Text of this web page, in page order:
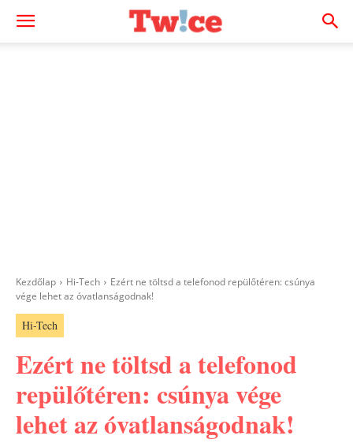
Kezdőlap Hi-Tech
Ezért ne töltsd a telefonod repülőtéren: csúnya
vége lehet az óvatlanságodnak!
Hi-Tech
Ezért ne töltsd a telefonod
repülőtéren: csúnya vége
lehet az óvatlanságodnak!